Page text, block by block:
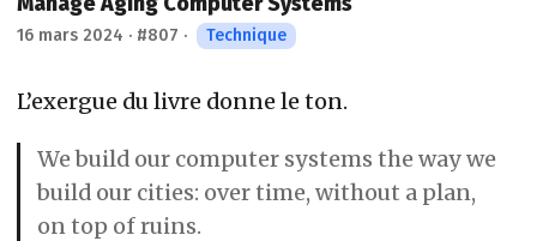
16 mars 2024 · #807 · Technique
L’exergue du livre donne le ton.
We build our computer systems the way we
build our cities: over time, without a plan,
on top of ruins.